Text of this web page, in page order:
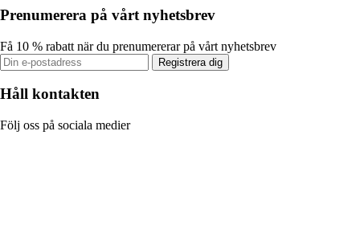
Prenumerera på vårt nyhetsbrev
Få 10 % rabatt när du prenumererar på vårt nyhetsbrev
Registrera dig
Håll kontakten
Följ oss på sociala medier